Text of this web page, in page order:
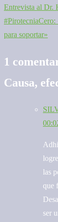
de
Entrevista al Dr.
#PirotecniaCero:
para soportar»
1
Causa,
las
que
ser